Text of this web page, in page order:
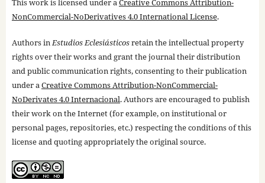
This work is licensed under aCreative Commons Attribution-
NonCommercial-NoDerivatives 4.0 International License.
Authors inEstudios Eclesiásticosretain the intellectual property
rights over their works and grant the journal their distribution
and public communication rights, consenting to their publication
under aCreative Commons Attribution-NonCommercial-
NoDerivates 4.0 Internacional. Authors are encouraged to publish
their work on the Internet (for example, on institutional or
personal pages, repositories, etc.) respecting the conditions of this
license and quoting appropriately the original source.